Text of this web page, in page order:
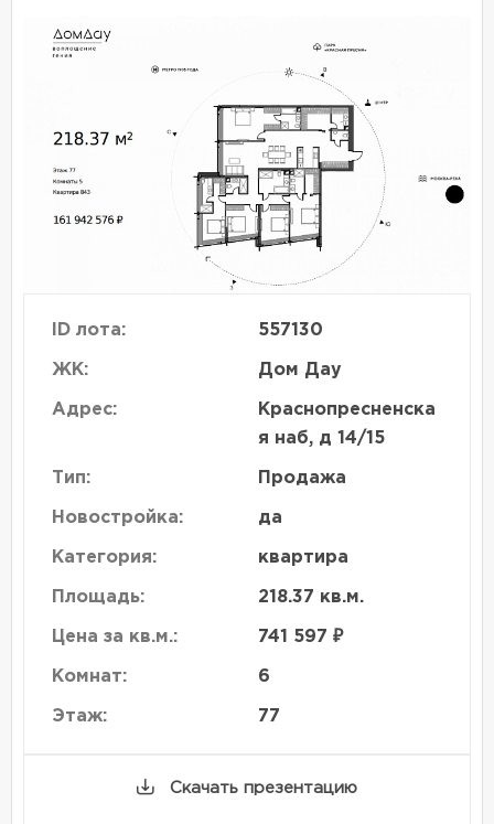
ID лота: 557130
ЖК: Дом Дау
Адрес:
Краснопресненска
я наб, д 14/15
Тип: Продажа
Новостройка: да
Категория: квартира
Площадь: 218.37 кв.м.
Цена за кв.м.: 741 597 ₽
Комнат: 6
Этаж: 77
Скачать презентацию